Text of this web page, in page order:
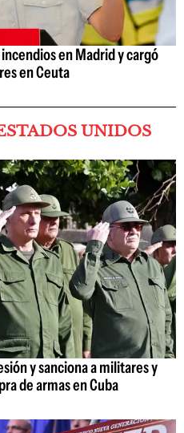
en Madrid y cargó
en Ceuta
UNIDOS
y sanciona a militares y
de armas en Cuba